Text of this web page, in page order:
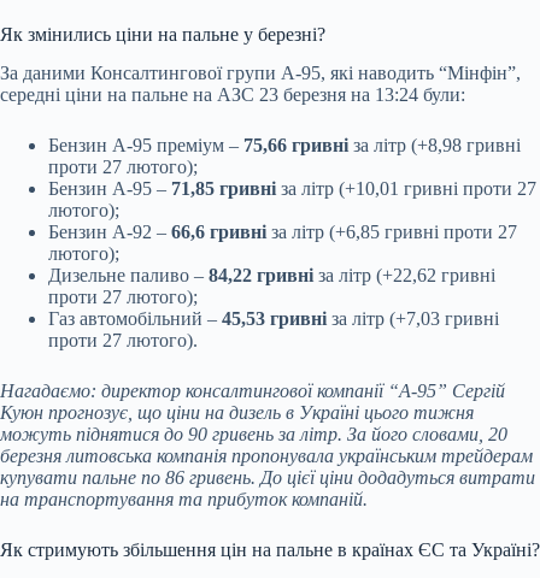
Як змінились ціни на пальне у березні?
За даними Консалтингової групи А-95, які наводить “Мінфін”,
середні ціни на пальне на АЗС 23 березня на 13:24 були:
Бензин А-95 преміум – 75,66 гривні за літр (+8,98 гривні
проти 27 лютого);
Бензин А-95 – 71,85 гривні за літр (+10,01 гривні проти 27
лютого);
Бензин А-92 – 66,6 гривні за літр (+6,85 гривні проти 27
лютого);
Дизельне паливо – 84,22 гривні за літр (+22,62 гривні
проти 27 лютого);
Газ автомобільний – 45,53 гривні за літр (+7,03 гривні
проти 27 лютого).
Нагадаємо: директор консалтингової компанії “А-95” Сергій
Куюн прогнозує, що ціни на дизель в Україні цього тижня
можуть піднятися до 90 гривень за літр. За його словами, 20
березня литовська компанія пропонувала українським трейдерам
купувати пальне по 86 гривень. До цієї ціни додадуться витрати
на транспортування та прибуток компаній.
Як стримують збільшення цін на пальне в країнах ЄС та Україні?